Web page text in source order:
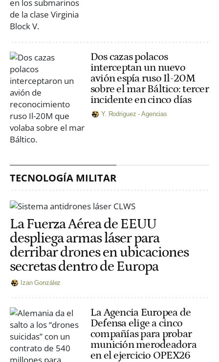
Dos cazas polacos
interceptan un nuevo
avión espía ruso Il-20M
sobre el mar Báltico: tercer
incidente en cinco días
Y. Rodriguez - Agencias
TECNOLOGÍA MILITAR
La Fuerza Aérea de EEUU
despliega armas láser para
derribar drones en ubicaciones
secretas dentro de Europa
Izan González
La Agencia Europea de
Defensa elige a cinco
compañías para probar
munición merodeadora
en el ejercicio OPEX26